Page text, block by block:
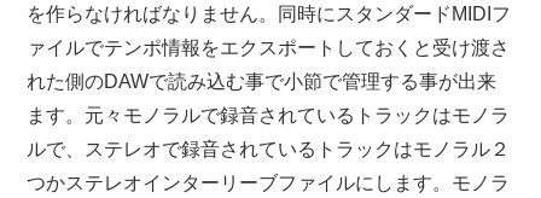
を作らなければなりません。同時にスタンダードMIDIフ
ァイルでテンポ情報をエクスポートしておくと受け渡さ
れた側のDAWで読み込む事で小節で管理する事が出来
ます。元々モノラルで録音されているトラックはモノラ
ルで、ステレオで録音されているトラックはモノラル２
つかステレオインターリーブファイルにします。モノラ